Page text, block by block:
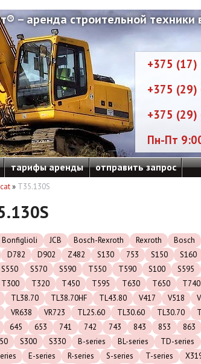
– аренда строительной техники
+375
+375
+375
Пн-Пт
тарифы аренды отправить запрос
» T35.130S
Bonfiglioli JCB Bosch-Rexroth Rexroth
Bosch
D782 D902 Z482 S130 753 S150 S160
S550 S570 S590 T550 T590 S100 S595
T300 T320 T450 T595 T630 T650 T740
TL38.70 TL38.70HF TL43.80 V417 V518
VR638 VR723 TL25.60 TL30.60 TL30.70
645 653 741 742 743 843 853 863
S300 S330 B-series BL-series TD-series
E-series R-series S-series T-series